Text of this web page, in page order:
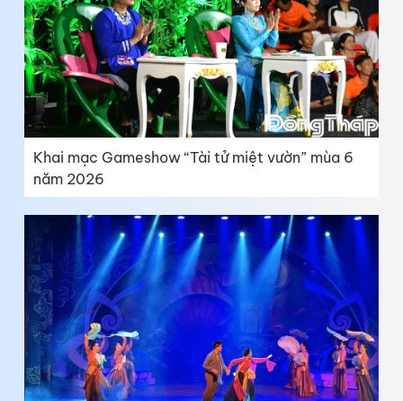
Khai mạc Gameshow “Tài tử miệt vườn” mùa 6
năm 2026